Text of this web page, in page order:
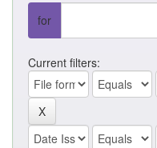
for
Current filters: